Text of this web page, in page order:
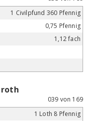
1 Civilpfund 360 Pfennig
0,75 Pfennig
1,12 fach
039 von 169
1 Loth 8 Pfennig